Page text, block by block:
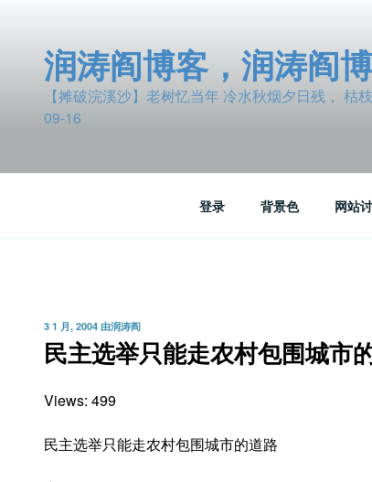
润涛阎博客，润涛阎
【摊破浣溪沙】老树忆当年 冷水秋烟夕日残，
09-16
登录 背景色 网站
发
布
于
3 1 月, 2004 由润涛阎
民主选举只能走农村包围城市
Views: 499
民主选举只能走农村包围城市的道路